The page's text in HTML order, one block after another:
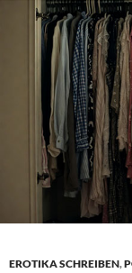
EROTIKA SCHREIBEN,